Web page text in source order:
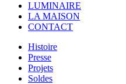
LUMINAIRE
LA MAISON
CONTACT
Histoire
Presse
Projets
Soldes